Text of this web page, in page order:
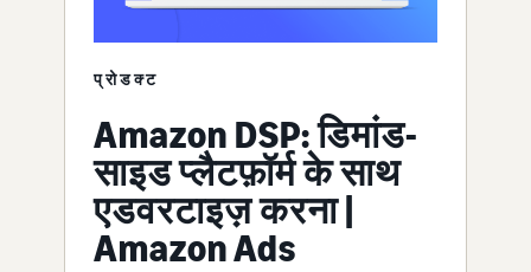
प्रोडक्ट
Amazon DSP: डिमांड-
साइड प्लैटफ़ॉर्म के साथ
एडवरटाइज़ करना |
Amazon Ads